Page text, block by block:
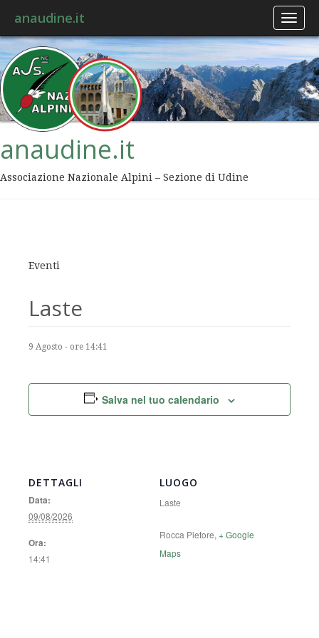
anaudine.it
anaudine.it
Associazione Nazionale Alpini – Sezione di Udine
Eventi
Laste
9 Agosto - ore 14:41
Salva nel tuo calendario
DETTAGLI
Data:
09/08/2026
Ora:
14:41
LUOGO
Laste
Rocca Pietore, + Google
Maps